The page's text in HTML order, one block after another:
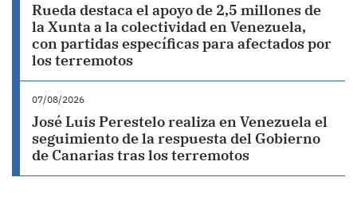
Rueda destaca el apoyo de 2,5 millones de
la Xunta a la colectividad en Venezuela,
con partidas específicas para afectados por
los terremotos
07/08/2026
José Luis Perestelo realiza en Venezuela el
seguimiento de la respuesta del Gobierno
de Canarias tras los terremotos